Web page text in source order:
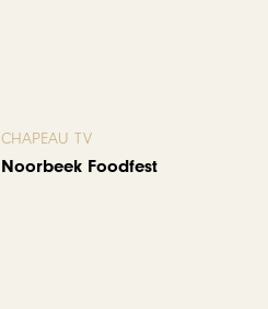
CHAPEAU TV
Noorbeek Foodfest